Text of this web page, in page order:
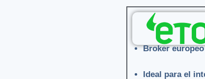
Broker
Ideal para el